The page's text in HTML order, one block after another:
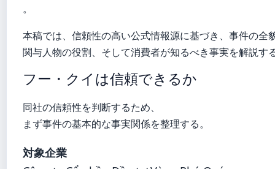
。
本稿では、信頼性の高い公式情報源に基づき、事件の全
関与人物の役割、そして消費者が知るべき事実を解説す
フー・クイは信頼できるか
同社の信頼性を判断するため、
まず事件の基本的な事実関係を整理する。
対象企業